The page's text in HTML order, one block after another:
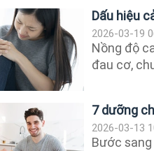
Dấu hiệu
2026-03-19
Nồng độ
đau cơ,
7 dưỡng
2026-03-13
Bước